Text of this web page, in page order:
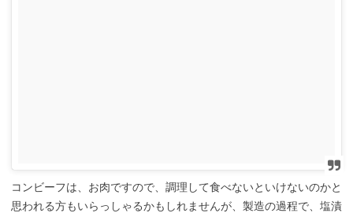
コンビーフは、お肉ですので、調理して食べないといけないのかと
思われる方もいらっしゃるかもしれませんが、製造の過程で、塩漬